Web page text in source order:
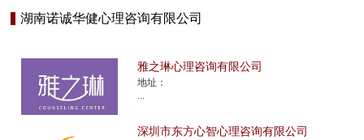
湖南诺诚华健心理咨询有限公司
雅之琳心理咨询有限公司
地址：
深圳市东方心智心理咨询有限公司